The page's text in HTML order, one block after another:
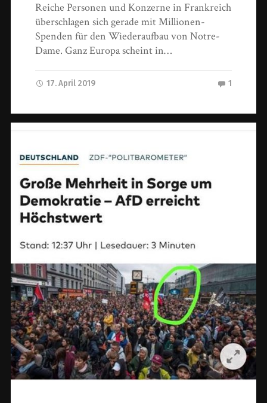
Reiche Personen und Konzerne in Frankreich
überschlagen sich gerade mit Millionen-
Spenden für den Wiederaufbau von Notre-
Dame. Ganz Europa scheint in…
17. April 2019 1